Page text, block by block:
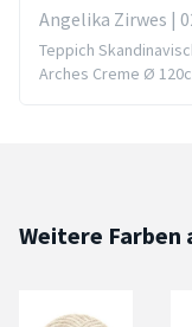
Angelika Zirwes |
Teppich
Arches Creme Ø
Weitere Farben